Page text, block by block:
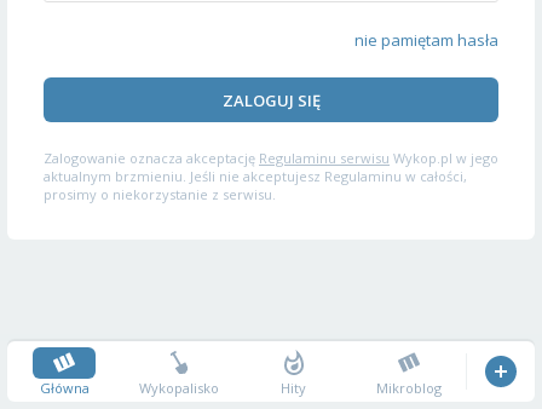
nie pamiętam hasła
ZALOGUJ SIĘ
Zalogowanie oznacza akceptację Regulaminu serwisu Wykop.pl w jego
aktualnym brzmieniu. Jeśli nie akceptujesz Regulaminu w całości,
prosimy o niekorzystanie z serwisu.
Główna Wykopalisko Hity Mikroblog